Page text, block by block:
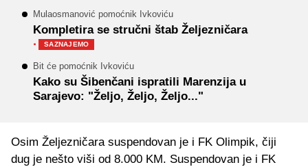
Mulaosmanović pomoćnik Ivkoviću
Kompletira se stručni štab Željezničara
· SAZNAJEMO
Bit će pomoćnik Ivkoviću
Kako su Šibenčani ispratili Marenzija u
Sarajevo: "Željo, Željo, Željo..."
Osim Željezničara suspendovan je i FK Olimpik, čiji
dug je nešto viši od 8.000 KM. Suspendovan je i FK